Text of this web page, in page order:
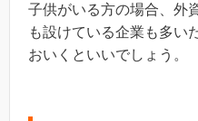
子供がいる方の場合、外
も設けている企業も多い
おいくといいでしょう。